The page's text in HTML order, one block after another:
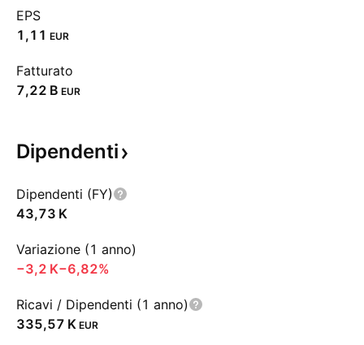
EPS
1,11 EUR
Fatturato
‪7,22 B‬ EUR
Dipendenti
Dipendenti (FY)
‪43,73 K‬
Variazione (1 anno)
‪−3,2 K‬−6,82%
Ricavi / Dipendenti (1 anno)
‪335,57 K‬ EUR